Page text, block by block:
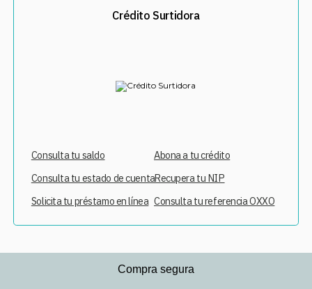
Crédito Surtidora
Consulta tu saldo
Consulta tu estado de cuenta
Solicita tu préstamo en línea
Abona a tu crédito
Recupera tu NIP
Consulta tu referencia OXXO
Compra segura